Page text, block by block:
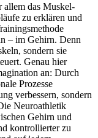
allem das Muskel-
zu erklären und
– im Gehirn. Denn
sondern sie
Genau hier
an: Durch
Prozesse
verbessern, sondern
Neuroathletik
Gehirn und
kontrollierter zu